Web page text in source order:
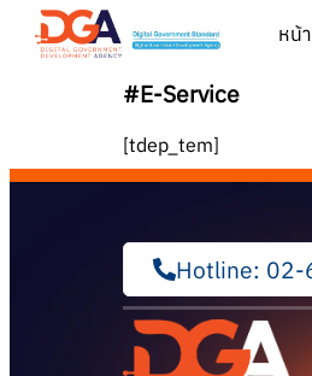
หน้
#E-Service
[tdep_tem]
Hotline: